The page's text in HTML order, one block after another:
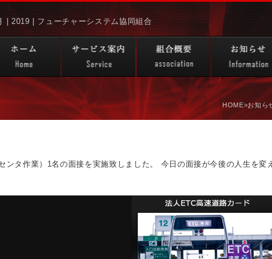
| 2019 | フューチャーシステム協同組合
HOME>お知ら
ンタ作業）1名の面接を実施致しました。 今日の面接が今後の人生を変